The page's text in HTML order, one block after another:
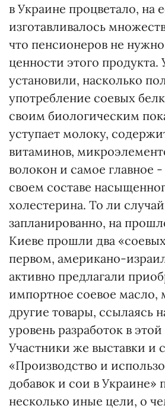
в Украине процветало, на
изготавливалось
что пенсионеров не
ценности этого продукта.
установили, насколько
употребление соевых
своим биологическим
уступает молоку,
витаминов,
волокон и самое главное
своем составе
холестерина. То ли
запланированно, на
Киеве прошли два
первом, американо-
активно предлагали
импортное соевое масло,
другие товары, ссылаясь
уровень разработок в
Участники же выставки и
«Производство и
добавок и сои в Украине»
несколько иные цели, о